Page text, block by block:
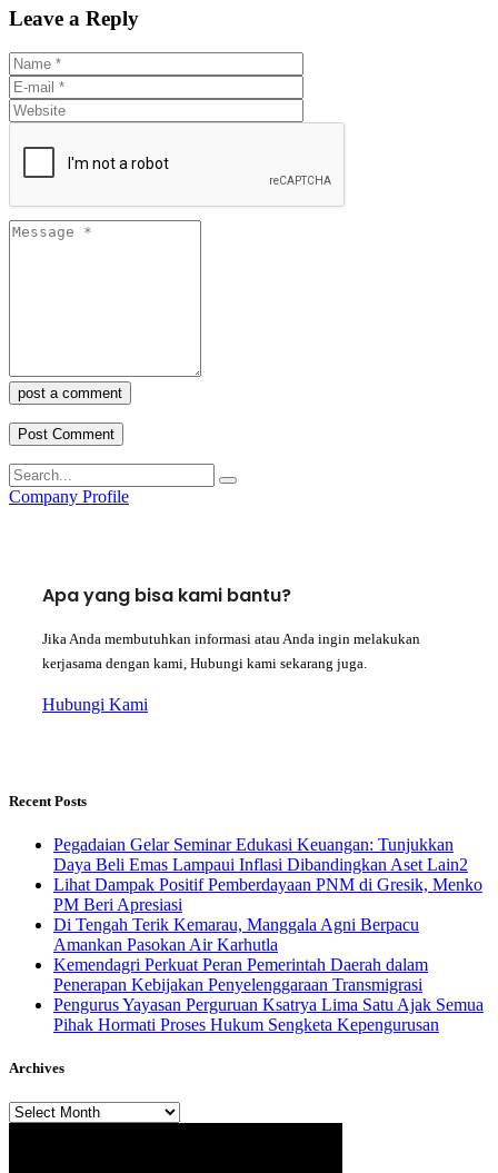
Leave a Reply
post a comment
Company Profile
Apa yang bisa kami bantu?
Jika Anda membutuhkan informasi atau Anda ingin melakukan
kerjasama dengan kami, Hubungi kami sekarang juga.
Hubungi Kami
Recent Posts
Pegadaian Gelar Seminar Edukasi Keuangan: Tunjukkan
Daya Beli Emas Lampaui Inflasi Dibandingkan Aset Lain2
Lihat Dampak Positif Pemberdayaan PNM di Gresik, Menko
PM Beri Apresiasi
​Di Tengah Terik Kemarau, Manggala Agni Berpacu
Amankan Pasokan Air Karhutla
Kemendagri Perkuat Peran Pemerintah Daerah dalam
Penerapan Kebijakan Penyelenggaraan Transmigrasi
Pengurus Yayasan Perguruan Ksatrya Lima Satu Ajak Semua
Pihak Hormati Proses Hukum Sengketa Kepengurusan
Archives
Archives